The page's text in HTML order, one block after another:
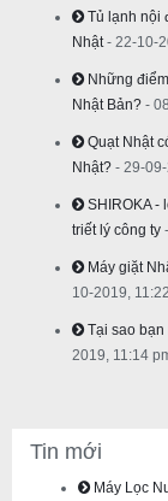
Tủ lạnh nội
Nhật - 22-10-
Những
Nhật Bản? -
Quạt Nhật
Nhật? - 29-
SHIROKA -
triết lý công ty
Máy giặt
10-2019,
Tại sao bạn
2019, 11:14
Tin mới
Máy Lọc